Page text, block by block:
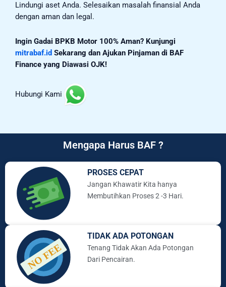
Lindungi aset Anda. Selesaikan masalah finansial Anda
dengan aman dan legal.
Ingin Gadai BPKB Motor 100% Aman? Kunjungi
mitrabaf.id Sekarang dan Ajukan Pinjaman di BAF
Finance yang Diawasi OJK!
Hubungi Kami
Mengapa Harus BAF ?
PROSES CEPAT
Jangan Khawatir Kita hanya
Membutihkan Proses 2 -3 Hari.
TIDAK ADA POTONGAN
Tenang Tidak Akan Ada Potongan
Dari Pencairan.